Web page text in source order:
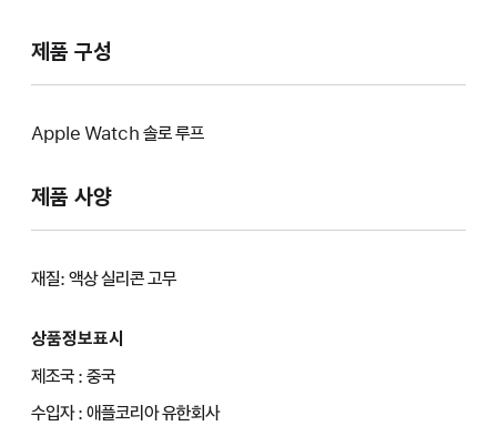
제품 구성
Apple Watch 솔로 루프
제품 사양
재질: 액상 실리콘 고무
상품정보표시
제조국 : 중국
수입자 : 애플코리아 유한회사